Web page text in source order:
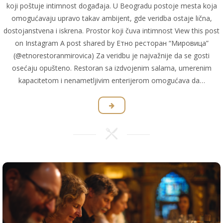
koji poštuje intimnost događaja. U Beogradu postoje mesta koja
omogućavaju upravo takav ambijent, gde veridba ostaje lična,
dostojanstvena i iskrena. Prostor koji čuva intimnost View this post
on Instagram A post shared by Етно ресторан “Мировица”
(@etnorestoranmirovica) Za veridbu je najvažnije da se gosti
osećaju opušteno. Restoran sa izdvojenim salama, umerenim
kapacitetom i nenametljivim enterijerom omogućava da…